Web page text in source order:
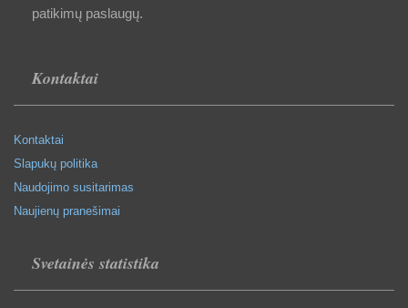
patikimų paslaugų.
Kontaktai
Kontaktai
Slapukų politika
Naudojimo susitarimas
Naujienų pranešimai
Svetainės statistika